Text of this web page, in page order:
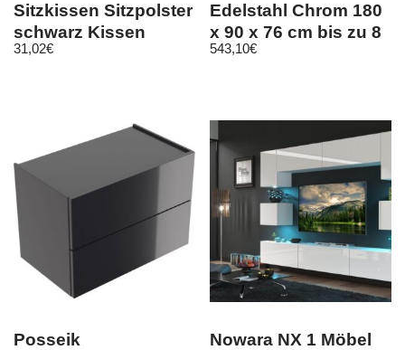
Sitzkissen Sitzpolster
schwarz Kissen
Stadion Auto KFZ
31,02€
Edelstahl Chrom 180
x 90 x 76 cm bis zu 8
PERSON
543,10€
Posseik
Nowara NX 1 Möbel